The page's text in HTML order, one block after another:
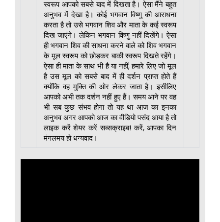
स्वरूप आपको सबसे बाद में दिखता है। ऐसा मैंने बहुत
अनुभव में देखा है। कोई भगवान विष्णु की आराधना
करता है तो उसे भगवान शिव और माता के कई स्वरूप
दिख जाएंगे। लेकिन भगवान विष्णु नहीं दिखेंगे। ऐसा
ही भगवान शिव की साधना करने वाले को शिव भगवान
के मूल स्वरूप को छोड़कर बाकी स्वरूप दिखते रहेंगे।
ऐसा ही माता के साथ भी है या नहीं, हमारे लिए जो मूल
है उस मूल को सबसे बाद में ही दर्शन प्राप्त होते हैं
क्योंकि वह मुक्ति की ओर लेकर जाता है। इसीलिए
आपको अभी तक दर्शन नहीं हुए हैं। समय आने पर वह
भी सब कुछ संभव होगा तो यह था आज का इनका
अनुभव अगर आपको आज का वीडियो पसंद आया है तो
लाइक करें शेयर करें सब्सक्राइब! करें, आपका दिन
मंगलमय हो धन्यवाद।